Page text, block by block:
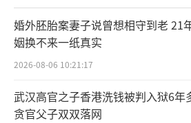
婚外胚胎案妻子说曾想相守到老 21
姻换不来一纸真实
2026-08-06 10:21:17
武汉高官之子香港洗钱被判入狱6年
贪官父子双双落网